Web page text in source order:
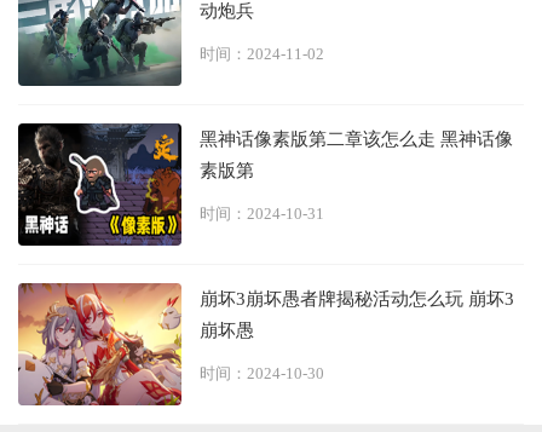
动炮兵
时间：2024-11-02
黑神话像素版第二章该怎么走 黑神话像
素版第
时间：2024-10-31
崩坏3崩坏愚者牌揭秘活动怎么玩 崩坏3
崩坏愚
时间：2024-10-30